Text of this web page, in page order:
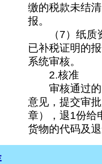
缴的税款未结
报。
（7）纸质资
已补税证明的
系统审核。
2.核准
审核通过的
意见，提交审
章），退1份给
货物的代码及